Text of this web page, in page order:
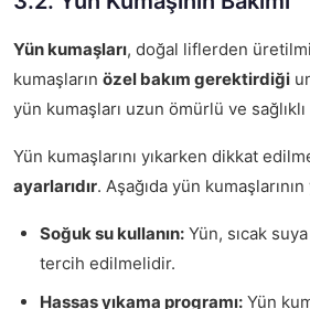
Yün kumaşları, doğal liflerden
kumaşların özel bakım gerektirdiği
yün kumaşları uzun ömürlü ve
Yün kumaşlarını yıkarken dikkat
ayarlarıdır. Aşağıda yün
Soğuk su kullanın: Yün, sıcak
tercih edilmelidir.
Hassas yıkama programı: Yün